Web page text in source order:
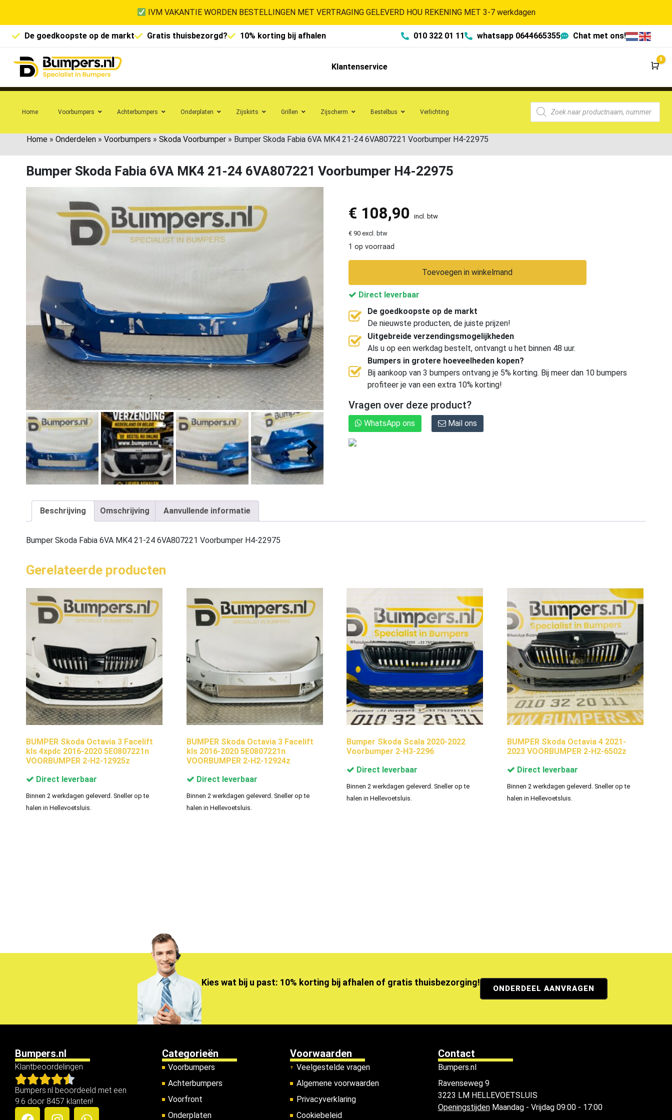
IVM VAKANTIE WORDEN BESTELLINGEN MET VERTRAGING GELEVERD HOU REKENING MET 3-7 werkdagen
De goedkoopste op de markt Gratis thuisbezorgd? 10% korting bij afhalen 010 322 01 11 whatsapp 0644665355 Chat met ons!
Klantenservice
0
Home Voorbumpers Achterbumpers Onderplaten Zijskirts Grillen Zijscherm Bestelbus Verlichting
Home » Onderdelen » Voorbumpers » Skoda Voorbumper » Bumper Skoda Fabia 6VA MK4 21-24 6VA807221 Voorbumper H4-22975
Bumper Skoda Fabia 6VA MK4 21-24 6VA807221 Voorbumper H4-22975
€ 108,90 incl. btw
€ 90 excl. btw
1 op voorraad
Toevoegen in winkelmand
Direct leverbaar
De goedkoopste op de markt
De nieuwste producten, de juiste prijzen!
Uitgebreide verzendingsmogelijkheden
Als u op een werkdag bestelt, ontvangt u het binnen 48 uur.
Bumpers in grotere hoeveelheden kopen?
Bij aankoop van 3 bumpers ontvang je 5% korting. Bij meer dan 10 bumpers
profiteer je van een extra 10% korting!
Vragen over deze product?
WhatsApp ons Mail ons
Beschrijving Omschrijving Aanvullende informatie
Bumper Skoda Fabia 6VA MK4 21-24 6VA807221 Voorbumper H4-22975
Gerelateerde producten
BUMPER Skoda Octavia 3 Facelift
kls 4xpdc 2016-2020 5E0807221n
VOORBUMPER 2-H2-12925z
Direct leverbaar
Binnen 2 werkdagen geleverd. Sneller op te
halen in Hellevoetsluis.
BUMPER Skoda Octavia 3 Facelift
kls 2016-2020 5E0807221n
VOORBUMPER 2-H2-12924z
Direct leverbaar
Binnen 2 werkdagen geleverd. Sneller op te
halen in Hellevoetsluis.
Bumper Skoda Scala 2020-2022
Voorbumper 2-H3-2296
Direct leverbaar
Binnen 2 werkdagen geleverd. Sneller op te
halen in Hellevoetsluis.
BUMPER Skoda Octavia 4 2021-
2023 VOORBUMPER 2-H2-6502z
Direct leverbaar
Binnen 2 werkdagen geleverd. Sneller op te
halen in Hellevoetsluis.
Kies wat bij u past: 10% korting bij afhalen of gratis thuisbezorging!
ONDERDEEL AANVRAGEN
Bumpers.nl
Klantbeoordelingen
Bumpers.nl beoordeeld met een
9.6 door 8457 klanten!
Categorieën
Voorbumpers
Achterbumpers
Voorfront
Onderplaten
Voorwaarden
Veelgestelde vragen
Algemene voorwaarden
Privacyverklaring
Cookiebeleid
Contact
Bumpers.nl
Ravenseweg 9
3223 LM HELLEVOETSLUIS
OpeningstijdenMaandag - Vrijdag 09:00 - 17:00